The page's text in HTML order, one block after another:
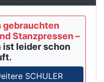
gebrauchten
Stanzpressen –
ist leider schon
SCHULER